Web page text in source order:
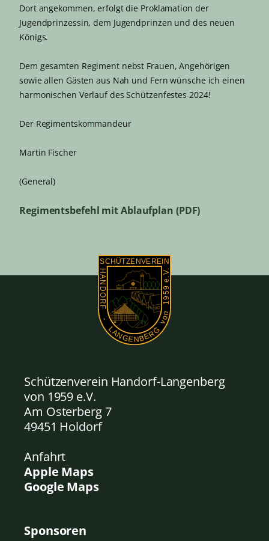
Dort angekommen, erfolgt die Proklamation der
Jugendprinzessin, dem Jugendprinzen und des neuen
Königs.
Dem gesamten Regiment nebst Frauen, Angehörigen
sowie allen Gästen aus Nah und Fern wünsche ich einen
harmonischen Verlauf des Schützenfestes 2024!
Der Regimentskommandeur
Martin Fischer
(General)
Regimentsbefehl mit Ablaufplan (PDF)
Schützenverein Handorf-Langenberg
von 1959 e.V.
Am Osterberg 7
49451 Holdorf
Anfahrt
Apple Maps
Google Maps
Sponsoren